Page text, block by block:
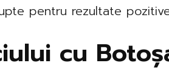
pentru rezultate
cu